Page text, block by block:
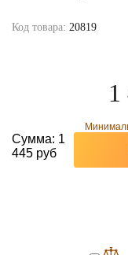
Код товара: 20819
1
Сумма: 1
445 руб